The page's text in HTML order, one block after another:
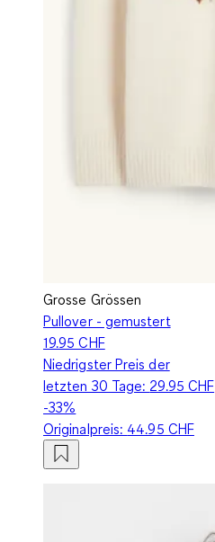
Grosse Grössen
Pullover - gemustert
19.95 CHF
Niedrigster Preis der
letzten 30 Tage: 29.95 CHF
-33%
Originalpreis: 44.95 CHF